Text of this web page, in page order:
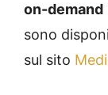
on-demand
sono
sul sito